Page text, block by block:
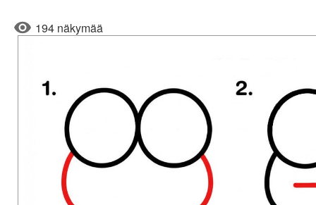
194 näkymää